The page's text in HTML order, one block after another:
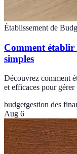
Établissement de
Comment établir
simples
Découvrez comment
et efficaces pour
budgetgestion des
Aug 6